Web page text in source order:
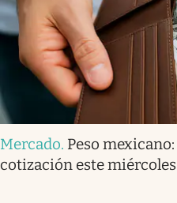
Mercado. Peso
cotización este miércoles